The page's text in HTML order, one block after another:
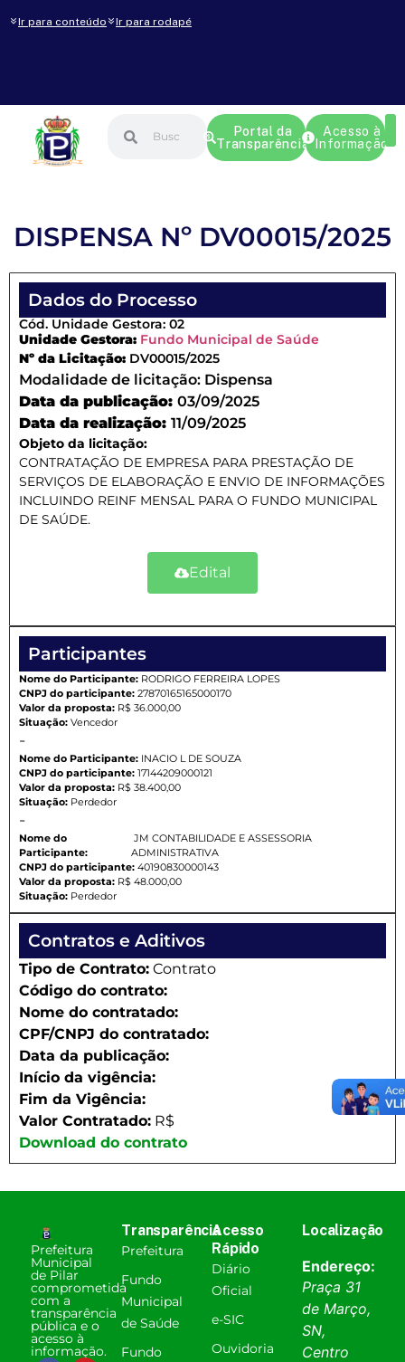
Ir para conteúdo Ir para rodapé
Portal da
Transparência
Acesso à
Informação
DISPENSA Nº DV00015/2025
Dados do Processo
Cód. Unidade Gestora: 02
Unidade Gestora: Fundo Municipal de Saúde
Nº da Licitação: DV00015/2025
Modalidade de licitação: Dispensa
Data da publicação: 03/09/2025
Data da realização: 11/09/2025
Objeto da licitação:
CONTRATAÇÃO DE EMPRESA PARA PRESTAÇÃO DE
SERVIÇOS DE ELABORAÇÃO E ENVIO DE INFORMAÇÕES
INCLUINDO REINF MENSAL PARA O FUNDO MUNICIPAL
DE SAÚDE.
Edital
Participantes
Nome do Participante: RODRIGO FERREIRA LOPES
CNPJ do participante: 27870165165000170
Valor da proposta: R$ 36.000,00
Situação: Vencedor
-
Nome do Participante: INACIO L DE SOUZA
CNPJ do participante: 17144209000121
Valor da proposta: R$ 38.400,00
Situação: Perdedor
-
Nome do
Participante:
JM CONTABILIDADE E ASSESSORIA
ADMINISTRATIVA
CNPJ do participante: 40190830000143
Valor da proposta: R$ 48.000,00
Situação: Perdedor
Contratos e Aditivos
Tipo de Contrato: Contrato
Código do contrato:
Nome do contratado:
CPF/CNPJ do contratado:
Data da publicação:
Início da vigência:
Fim da Vigência:
Valor Contratado: R$
Download do contrato
Prefeitura
Municipal
de Pilar
comprometida
com a
transparência
pública e o
acesso à
informação.
Transparência
Prefeitura
Fundo
Municipal
de Saúde
Fundo
Acesso
Rápido
Diário
Oficial
e-SIC
Ouvidoria
Localização
Endereço:
Praça 31
de Março,
SN,
Centro